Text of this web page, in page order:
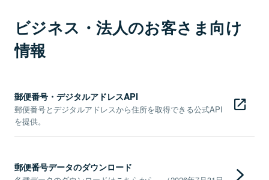
ビジネス・法人のお客さま向け
情報
郵便番号・デジタルアドレスAPI
郵便番号とデジタルアドレスから住所を取得できる公式API
を提供。
郵便番号データのダウンロード